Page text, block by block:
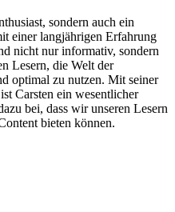
sondern auch ein
einer langjährigen Erfahrung
nicht nur informativ, sondern
Lesern, die Welt der
optimal zu nutzen. Mit seiner
Carsten ein wesentlicher
bei, dass wir unseren Lesern
bieten können.